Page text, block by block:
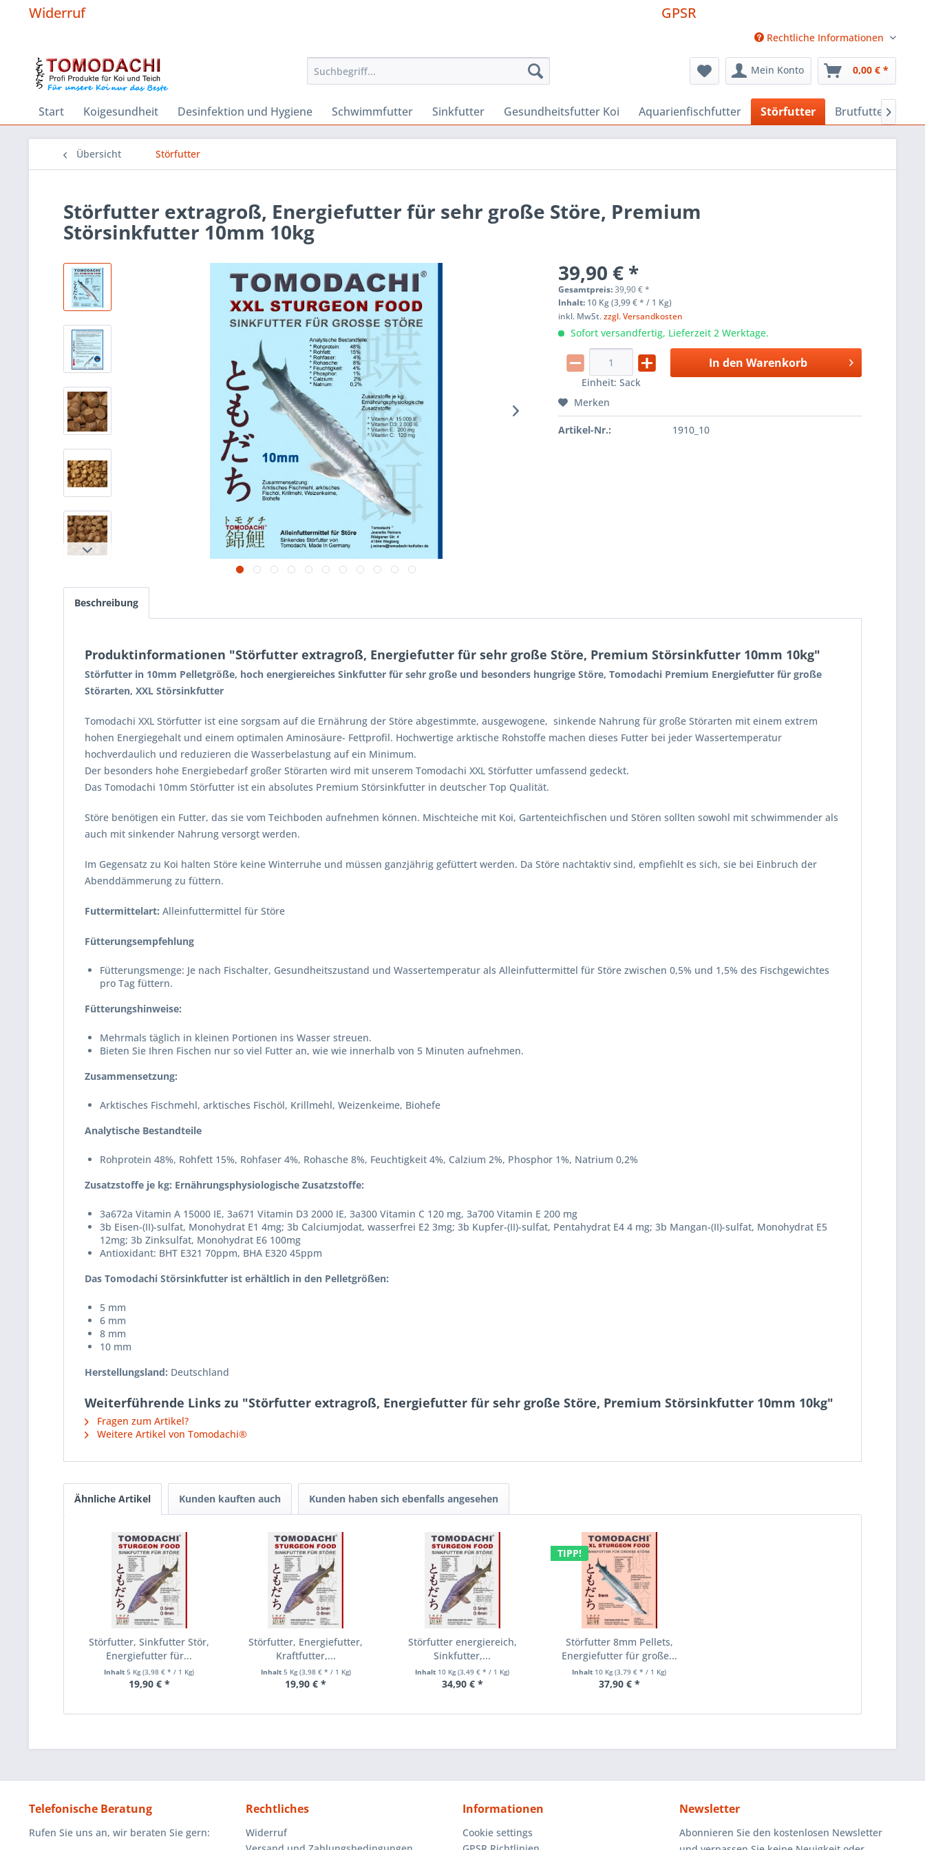
Widerruf GPSR
Rechtliche Informationen
Mein Konto 0,00 € *
Start Koigesundheit Desinfektion und Hygiene Schwimmfutter Sinkfutter Gesundheitsfutter Koi Aquarienfischfutter Störfutter Brutfutter
Übersicht Störfutter
Störfutter extragroß, Energiefutter für sehr große Störe, Premium
Störsinkfutter 10mm 10kg
39,90 € *
Gesamtpreis:39,90€*
Inhalt: 10 Kg (3,99 € * / 1 Kg)
inkl. MwSt.zzgl. Versandkosten
Sofort versandfertig, Lieferzeit 2 Werktage.
Einheit:Sack
In den Warenkorb
Merken
Artikel-Nr.: 1910_10
Beschreibung
Produktinformationen "Störfutter extragroß, Energiefutter für sehr große Störe, Premium Störsinkfutter 10mm 10kg"
Störfutter in 10mm Pelletgröße, hoch energiereiches Sinkfutter für sehr große und besonders hungrige Störe, Tomodachi Premium Energiefutter für große
Störarten, XXL Störsinkfutter
Tomodachi XXL Störfutter ist eine sorgsam auf die Ernährung der Störe abgestimmte, ausgewogene, sinkende Nahrung für große Störarten mit einem extrem
hohen Energiegehalt und einem optimalen Aminosäure- Fettprofil. Hochwertige arktische Rohstoffe machen dieses Futter bei jeder Wassertemperatur
hochverdaulich und reduzieren die Wasserbelastung auf ein Minimum.
Der besonders hohe Energiebedarf großer Störarten wird mit unserem Tomodachi XXL Störfutter umfassend gedeckt.
Das Tomodachi 10mm Störfutter ist ein absolutes Premium Störsinkfutter in deutscher Top Qualität.
Störe benötigen ein Futter, das sie vom Teichboden aufnehmen können. Mischteiche mit Koi, Gartenteichfischen und Stören sollten sowohl mit schwimmender als
auch mit sinkender Nahrung versorgt werden.
Im Gegensatz zu Koi halten Störe keine Winterruhe und müssen ganzjährig gefüttert werden. Da Störe nachtaktiv sind, empfiehlt es sich, sie bei Einbruch der
Abenddämmerung zu füttern.
Futtermittelart: Alleinfuttermittel für Störe
Fütterungsempfehlung
Fütterungsmenge: Je nach Fischalter, Gesundheitszustand und Wassertemperatur als Alleinfuttermittel für Störe zwischen 0,5% und 1,5% des Fischgewichtes
pro Tag füttern.
Fütterungshinweise:
Mehrmals täglich in kleinen Portionen ins Wasser streuen.
Bieten Sie Ihren Fischen nur so viel Futter an, wie wie innerhalb von 5 Minuten aufnehmen.
Zusammensetzung:
Arktisches Fischmehl, arktisches Fischöl, Krillmehl, Weizenkeime, Biohefe
Analytische Bestandteile
Rohprotein 48%, Rohfett 15%, Rohfaser 4%, Rohasche 8%, Feuchtigkeit 4%, Calzium 2%, Phosphor 1%, Natrium 0,2%
Zusatzstoffe je kg: Ernährungsphysiologische Zusatzstoffe:
3a672a Vitamin A 15000 IE, 3a671 Vitamin D3 2000 IE, 3a300 Vitamin C 120 mg, 3a700 Vitamin E 200 mg
3b Eisen-(II)-sulfat, Monohydrat E1 4mg; 3b Calciumjodat, wasserfrei E2 3mg; 3b Kupfer-(II)-sulfat, Pentahydrat E4 4 mg; 3b Mangan-(II)-sulfat, Monohydrat E5
12mg; 3b Zinksulfat, Monohydrat E6 100mg
Antioxidant: BHT E321 70ppm, BHA E320 45ppm
Das Tomodachi Störsinkfutter ist erhältlich in den Pelletgrößen:
5 mm
6 mm
8 mm
10 mm
Herstellungsland: Deutschland
Weiterführende Links zu "Störfutter extragroß, Energiefutter für sehr große Störe, Premium Störsinkfutter 10mm 10kg"
Fragen zum Artikel?
Weitere Artikel von Tomodachi®
Ähnliche Artikel Kunden kauften auch Kunden haben sich ebenfalls angesehen
Störfutter, Sinkfutter Stör,
Energiefutter für...
Inhalt5 Kg(3,98 € * / 1 Kg)
19,90 € *
Störfutter, Energiefutter,
Kraftfutter,...
Inhalt 5 Kg(3,98 € * / 1 Kg)
19,90 € *
Störfutter energiereich,
Sinkfutter,...
Inhalt 10 Kg(3,49 € * / 1 Kg)
34,90 € *
TIPP!
Störfutter 8mm Pellets,
Energiefutter für große...
Inhalt 10 Kg(3,79 € * / 1 Kg)
37,90 € *
Telefonische Beratung
Rufen Sie uns an, wir beraten Sie gern:
Rechtliches
Widerruf
Informationen
Cookie settings
Newsletter
Abonnieren Sie den kostenlosen Newsletter